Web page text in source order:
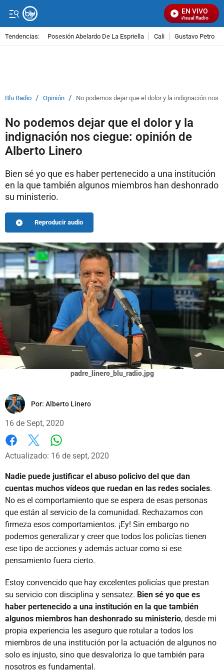
EN VIVO
Señal Visual Radio
Tendencias: Posesión Abelardo De La Espriella Cali Gustavo Petro
Blu Radio / Opinión / No podemos dejar que el dolor y la indignación nos
No podemos dejar que el dolor y la
indignación nos ciegue: opinión de
Alberto Linero
Bien sé yo que es haber pertenecido a una institución
en la que también algunos miembros han deshonrado
su ministerio.
Reproducir audio
padre_linero_blu_radio.jpg
Por: Alberto Linero
16 de Sept, 2020
Facebook
X
Actualizado: 16 de sept, 2020
Nadie puede justificar el abuso policivo del que dan
cuentas muchos vídeos que ruedan en las redes sociales.
No es el comportamiento que se espera de esas personas
que están al servicio de la comunidad. Rechazamos con
firmeza esos comportamientos. ¡Ey! Sin embargo no
podemos generalizar y creer que todos los policías tienen
ese tipo de acciones y además actuar como si ese
pensamiento fuera cierto.
Estoy convencido que hay excelentes policías que prestan
su servicio con disciplina y sensatez. Bien sé yo que es
haber pertenecido a una institución en la que también
algunos miembros han deshonrado su ministerio, desde mi
propia experiencia les aseguro que rotular a todos los
miembros de una institución por la actuación de algunos no
solo es injusto, sino que desvaloriza lo que también para
nosotros es fundamental.